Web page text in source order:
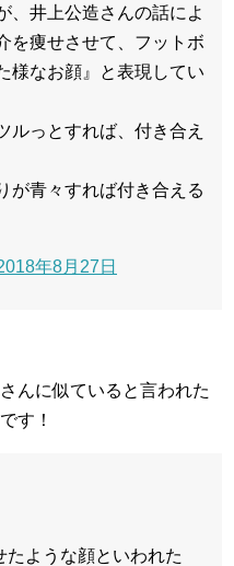
、井上公造さんの話によ
を痩せさせて、フットボ
様なお顔』と表現してい
ルっとすれば、付き合え
が青々すれば付き合える
年8月27日
んに似ていると言われた
す！
ような顔といわれた